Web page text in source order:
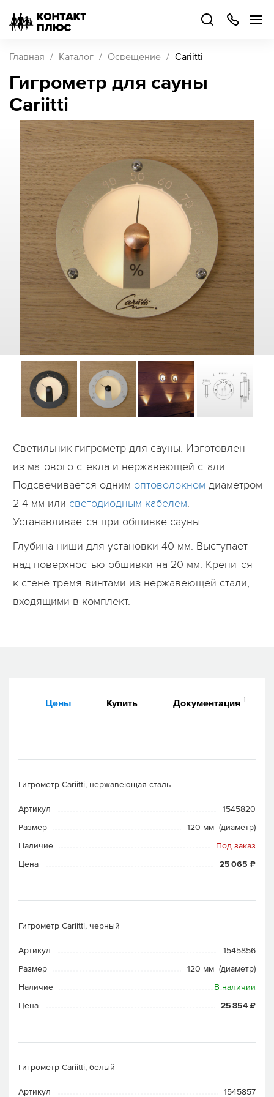
Главная Каталог Освещение Cariitti
Гигрометр для сауны
Cariitti
Светильник-гигрометр для сауны. Изготовлен
из матового стекла и нержавеющей стали.
Подсвечивается одним оптоволокном диаметром
2-4 мм или светодиодным кабелем.
Устанавливается при обшивке сауны.
Глубина ниши для установки 40 мм. Выступает
над поверхностью обшивки на 20 мм. Крепится
к стене тремя винтами из нержавеющей стали,
входящими в комплект.
Цены Купить Документация 1
Гигрометр Cariitti, нержавеющая сталь
Артикул
1545820
Размер
120 мм (диаметр)
Наличие
Под заказ
Цена
25 065 ₽
Гигрометр Cariitti, черный
Артикул
1545856
Размер
120 мм (диаметр)
Наличие
В наличии
Цена
25 854 ₽
Гигрометр Cariitti, белый
Артикул 1545857
499
504-
48
Каталог
Стать
партнером
Войти
Войти
О компании
Как купить
Кейсы
Поддержка
Дилеры
Контакты
B2B